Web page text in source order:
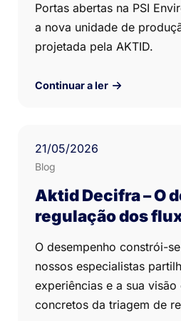
Portas abertas na PSI
a nova unidade de
projetada pela AKTID.
Continuar a ler
21/05/2026
Blog
Aktid Decifra – O
regulação dos
O desempenho constrói-
nossos especialistas
experiências e a sua
concretos da triagem de